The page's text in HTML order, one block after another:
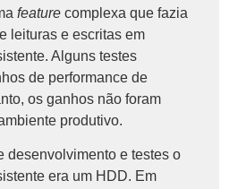
feature complexa que fazia
leituras e escritas em
Alguns testes
de performance de
os ganhos não foram
produtivo.
desenvolvimento e testes o
era um HDD. Em